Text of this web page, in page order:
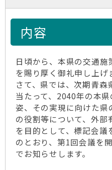
内容
日頃から、本県の交通
を賜り厚く御礼申し上げ
さて、県では、次期青森
当たって、2040年の本
姿、その実現に向けた県
の役割等について、外部
を目的として、標記会
のとおり、第1回会議を
でお知らせします。